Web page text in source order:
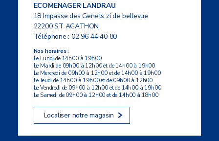
ECOMENAGER LANDRAU
18 Impasse des Genets zi de bellevue
22200 ST AGATHON
Téléphone :02 96 44 40 80
Nos horaires :
Le Lundi de 14h00 à 19h00
Le Mardi de 09h00 à 12h00 et de 14h00 à 19h00
Le Mercredi de 09h00 à 12h00 et de 14h00 à 19h00
Le Jeudi de 14h00 à 19h00 et de 09h00 à 12h00
Le Vendredi de 09h00 à 12h00 et de 14h00 à 19h00
Le Samedi de 09h00 à 12h00 et de 14h00 à 18h00
Localiser notre magasin